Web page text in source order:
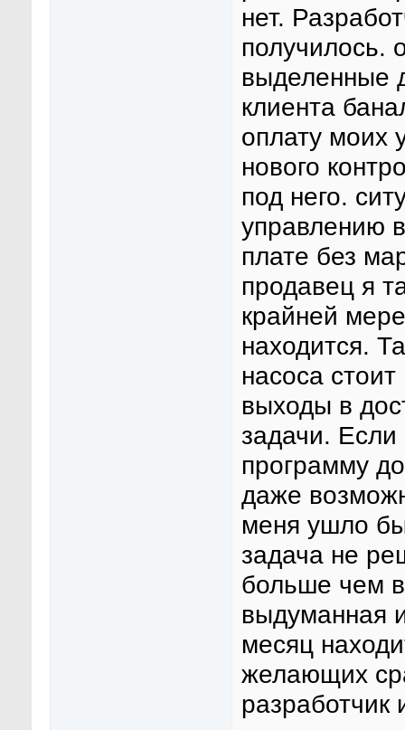
нет.
получилось.
выделенные
клиента
оплату моих
нового
под него.
управлению
плате без
продавец я
крайней
находится.
насоса
выходы в
задачи.
программу
даже
меня ушло
задача не
больше чем
выдуманная
месяц
желающих
разработчик